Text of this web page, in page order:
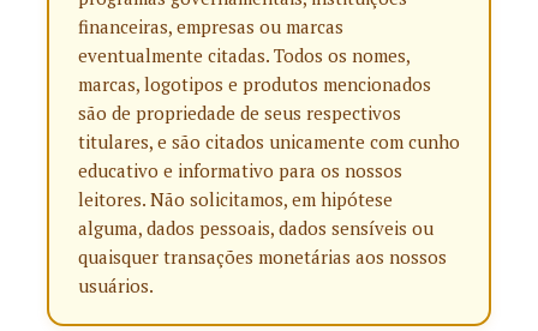
financeiras, empresas ou marcas
eventualmente citadas. Todos os nomes,
marcas, logotipos e produtos mencionados
são de propriedade de seus respectivos
titulares, e são citados unicamente com cunho
educativo e informativo para os nossos
leitores. Não solicitamos, em hipótese
alguma, dados pessoais, dados sensíveis ou
quaisquer transações monetárias aos nossos
usuários.